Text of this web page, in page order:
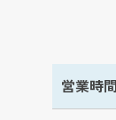
営業時間